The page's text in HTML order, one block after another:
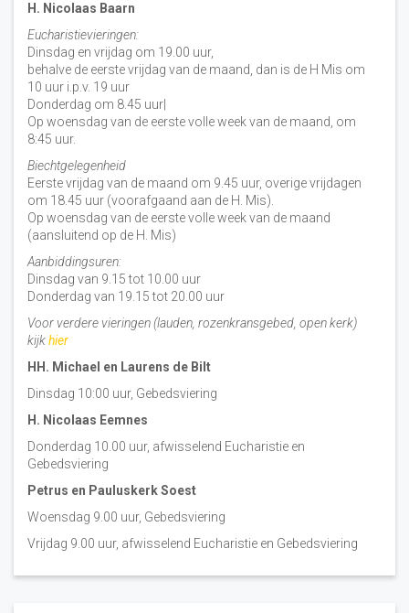
H. Nicolaas Baarn
Eucharistievieringen:
Dinsdag en vrijdag om 19.00 uur,
behalve de eerste vrijdag van de maand, dan is de H Mis om
10 uur i.p.v. 19 uur
Donderdag om 8.45 uur|
Op woensdag van de eerste volle week van de maand, om
8:45 uur.
Biechtgelegenheid
Eerste vrijdag van de maand om 9.45 uur, overige vrijdagen
om 18.45 uur (voorafgaand aan de H. Mis).
Op woensdag van de eerste volle week van de maand
(aansluitend op de H. Mis)
Aanbiddingsuren:
Dinsdag van 9.15 tot 10.00 uur
Donderdag van 19.15 tot 20.00 uur
Voor verdere vieringen (lauden, rozenkransgebed, open kerk)
kijkhier
HH. Michael en Laurens de Bilt
Dinsdag 10:00 uur, Gebedsviering
H. Nicolaas Eemnes
Donderdag 10.00 uur, afwisselend Eucharistie en
Gebedsviering
Petrus en Pauluskerk Soest
Woensdag 9.00 uur, Gebedsviering
Vrijdag 9.00 uur, afwisselend Eucharistie en Gebedsviering